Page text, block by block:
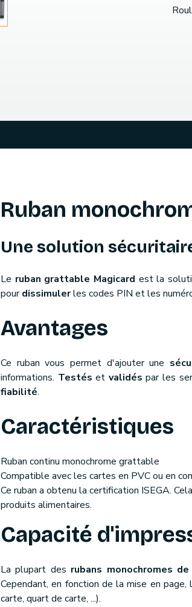
Ruban
Une solution
Le ruban grattable Magicard est la
pourdissimulerles codes PIN et les
Avantages
Ce ruban vous permet d'ajouter une
informations. Testés et validés par les
fiabilité.
Caractéristiques
Ruban continu monochrome grattable
Compatible avec les cartes en PVC ou en
Ce ruban a obtenu la certification ISEGA.
produits alimentaires.
Capacité
La plupart des rubans monochromes de
Cependant, en fonction de la mise en
carte, quart de carte, ...).